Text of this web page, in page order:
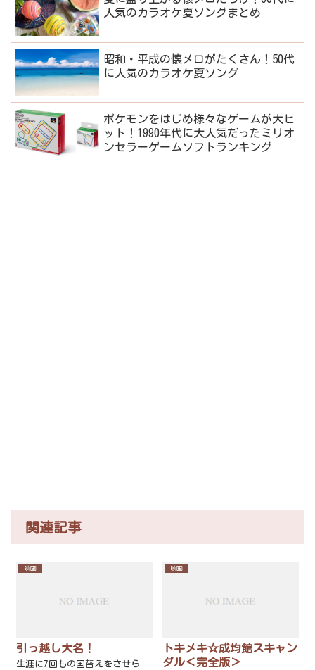
人気のカラオケ夏ソングまとめ
昭和・平成の懐メロがたくさん！50代
に人気のカラオケ夏ソング
ポケモンをはじめ様々なゲームが大ヒ
ット！1990年代に大人気だったミリオ
ンセラーゲームソフトランキング
関連記事
映画
引っ越し大名！
生涯に7回もの国替えをさせら
映画
トキメキ☆成均館スキャン
ダル＜完全版＞